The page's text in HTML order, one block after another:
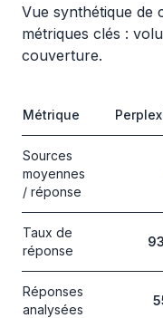
Vue synthétique de
métriques clés :
couverture.
Métrique
Sources
moyennes
/ réponse
Taux de
réponse
93
Réponses
analysées